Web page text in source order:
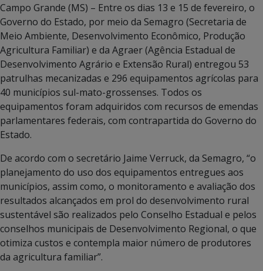
Campo Grande (MS) – Entre os dias 13 e 15 de fevereiro, o
Governo do Estado, por meio da Semagro (Secretaria de
Meio Ambiente, Desenvolvimento Econômico, Produção
Agricultura Familiar) e da Agraer (Agência Estadual de
Desenvolvimento Agrário e Extensão Rural) entregou 53
patrulhas mecanizadas e 296 equipamentos agrícolas para
40 municípios sul-mato-grossenses. Todos os
equipamentos foram adquiridos com recursos de emendas
parlamentares federais, com contrapartida do Governo do
Estado.
De acordo com o secretário Jaime Verruck, da Semagro, “o
planejamento do uso dos equipamentos entregues aos
municípios, assim como, o monitoramento e avaliação dos
resultados alcançados em prol do desenvolvimento rural
sustentável são realizados pelo Conselho Estadual e pelos
conselhos municipais de Desenvolvimento Regional, o que
otimiza custos e contempla maior número de produtores
da agricultura familiar”.